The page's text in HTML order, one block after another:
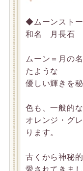
◆ムーンスト
和名 月長石
ムーン＝月の
たような
優しい輝きを
色も、一般的
オレンジ・グ
ります。
古くから神秘
愛されてきまし